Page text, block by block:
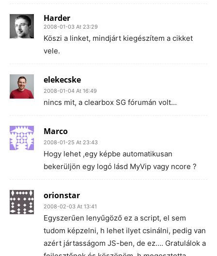
Harder
2008-01-03 At 23:29
Köszi a linket, mindjárt kiegészítem a cikket
vele.
elekecske
2008-01-04 At 16:49
nincs mit, a clearbox SG fórumán volt…
Marco
2008-01-25 At 23:43
Hogy lehet ,egy képbe automatikusan
bekerüljön egy logó lásd MyVip vagy ncore ?
orionstar
2008-02-03 At 13:41
Egyszerűen lenyűgöző ez a script, el sem
tudom képzelni, h lehet ilyet csinálni, pedig van
azért jártasságom JS-ben, de ez…. Gratulálok a